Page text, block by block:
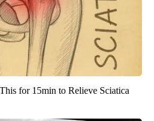
for 15min to Relieve Sciatica